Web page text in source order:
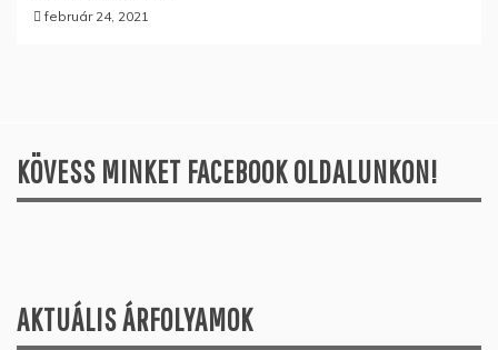
február 24, 2021
KÖVESS MINKET FACEBOOK OLDALUNKON!
AKTUÁLIS ÁRFOLYAMOK